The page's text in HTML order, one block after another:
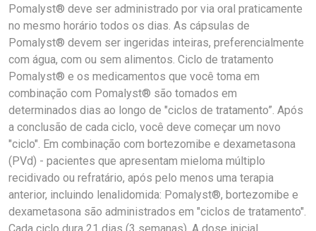
Pomalyst® deve ser administrado por via oral praticamente
no mesmo horário todos os dias. As cápsulas de
Pomalyst® devem ser ingeridas inteiras, preferencialmente
com água, com ou sem alimentos. Ciclo de tratamento
Pomalyst® e os medicamentos que você toma em
combinação com Pomalyst® são tomados em
determinados dias ao longo de "ciclos de tratamento”. Após
a conclusão de cada ciclo, você deve começar um novo
"ciclo". Em combinação com bortezomibe e dexametasona
(PVd) - pacientes que apresentam mieloma múltiplo
recidivado ou refratário, após pelo menos uma terapia
anterior, incluindo lenalidomida: Pomalyst®, bortezomibe e
dexametasona são administrados em "ciclos de tratamento".